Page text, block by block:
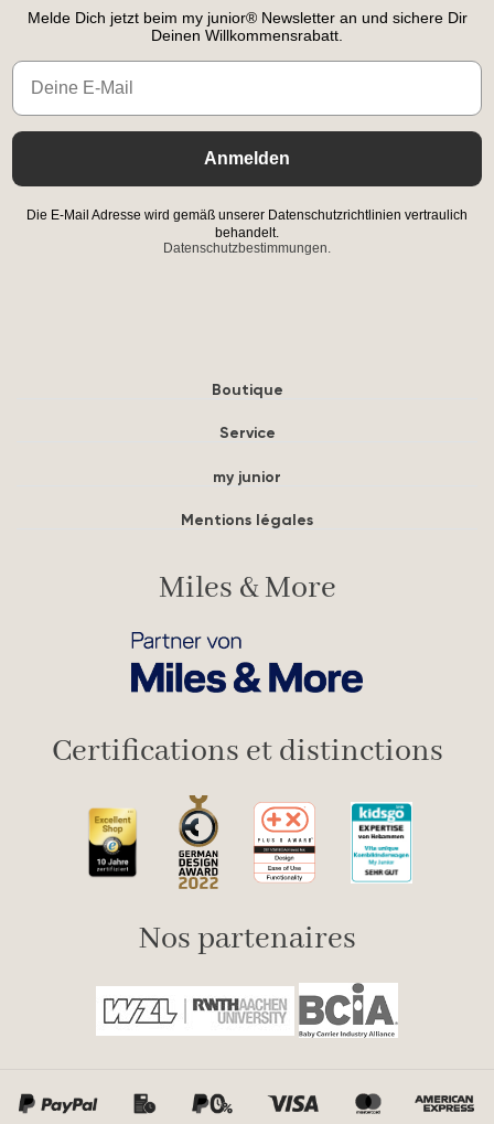
Melde Dich jetzt beim my junior® Newsletter an und sichere Dir
Deinen Willkommensrabatt.
Email
Anmelden
Die E-Mail Adresse wird gemäß unserer Datenschutzrichtlinien vertraulich
behandelt.
Datenschutzbestimmungen.
Boutique
Service
my junior
Mentions légales
Miles & More
Certifications et distinctions
Nos partenaires